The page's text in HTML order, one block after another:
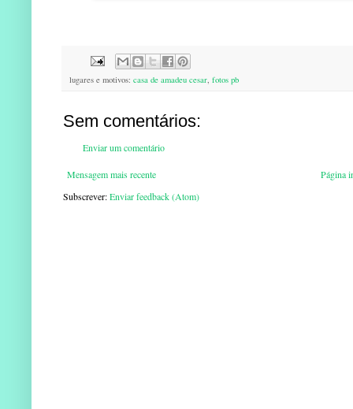
lugares e motivos: casa de amadeu cesar, fotos pb
Sem comentários:
Enviar um comentário
Mensagem mais recente
Página
Subscrever:Enviar feedback (Atom)